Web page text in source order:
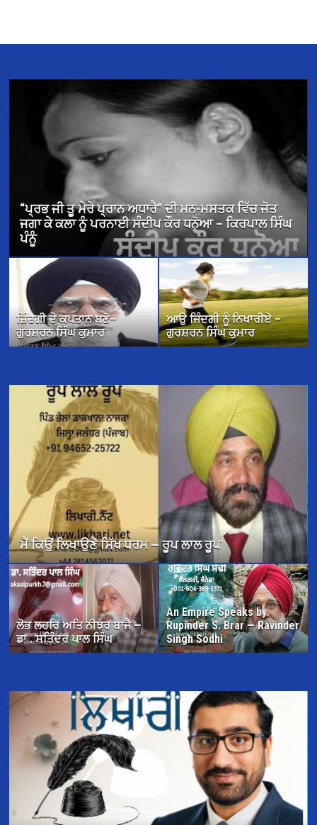
ਪ੍ਰਮੁੱਖ ਪਰਵਾਸੀ ਸਰੋਕਾਰ ਤੇ ਬਰਤਾਨਵੀ ਪੰਜਾਬੀ ਕਹਾਣੀ – ਡਾ.
ਪ੍ਰੀਤਮ ਸਿੰਘ ਕੈਂਬੋ
ਜ਼ਿੰਦਗੀ ਦੇ ਕਪਤਾਨ ਬਣੋ—
ਗੁਰਸ਼ਰਨ ਸਿੰਘ ਕੁਮਾਰ
ਆਉ ਜਿੰਦਗੀ ਨੂੰ ਨਿਖਾਰੀਏ –
ਗੁਰਸ਼ਰਨ ਸਿੰਘ ਕੁਮਾਰ
ਜਦੋਂ ਅਸੀਂ ਫੁੱਲਾਂ ਦੇ ਰੰਗਾਂ ਵਿੱਚ ਰੰਗੇ ਗਏ — ਉਜਾਗਰ ਸਿੰਘ
ਲੋਭ ਲਹਰਿ ਅਤਿ ਨੀਝਰ ਬਾਜੈ —
ਡਾ . ਸਤਿੰਦਰ ਪਾਲ ਸਿੰਘ
An Empire Speaks by
Rupinder S. Brar — Ravinder
Singh Sodhi